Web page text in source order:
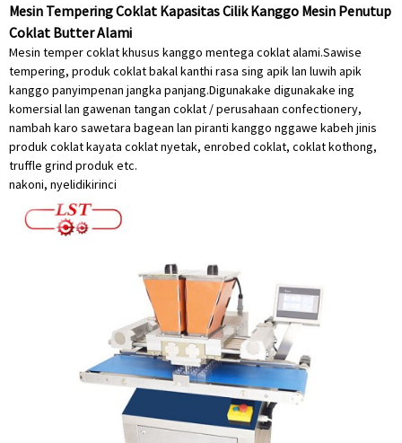
Mesin Tempering Coklat Kapasitas Cilik Kanggo Mesin Penutup
Coklat Butter Alami
Mesin temper coklat khusus kanggo mentega coklat alami.Sawise
tempering, produk coklat bakal kanthi rasa sing apik lan luwih apik
kanggo panyimpenan jangka panjang.Digunakake digunakake ing
komersial lan gawenan tangan coklat / perusahaan confectionery,
nambah karo sawetara bagean lan piranti kanggo nggawe kabeh jinis
produk coklat kayata coklat nyetak, enrobed coklat, coklat kothong,
truffle grind produk etc.
nakoni, nyelidikirinci